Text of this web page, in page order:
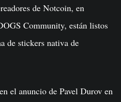
de Notcoin, en
Community, están listos
de stickers nativa de
el anuncio de Pavel Durov en